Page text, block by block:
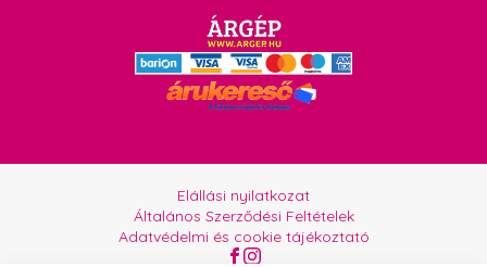
Elállási nyilatkozat
Általános Szerződési Feltételek
Adatvédelmi és cookie tájékoztató